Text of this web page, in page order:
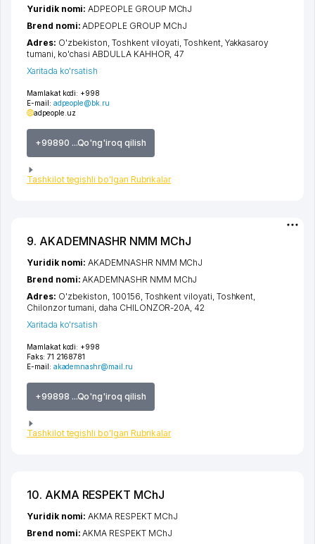
Mamlakat kodi: +998
E-mail: adpeople@bk.ru
adpeople.uz
+99890 ...Qo'ng'iroq qilish
Tashkilot tegishli bo'lgan Rubrikalar
Yuridik nomi:ADPEOPLE GROUP MChJ
Brend nomi:ADPEOPLE GROUP MChJ
Adres: O'zbekiston,Toshkent viloyati ,Toshkent, Yakkasaroy
tumani ko'chasi ABDULLA KAHHOR , 47
Xaritada ko'rsatish
9. AKADEMNASHR NMM MChJ
Mamlakat kodi: +998
Faks: 71 2168781
E-mail: akademnashr@mail.ru
+99898 ...Qo'ng'iroq qilish
Tashkilot tegishli bo'lgan Rubrikalar
Yuridik nomi:AKADEMNASHR NMM MChJ
Brend nomi:AKADEMNASHR NMM MChJ
Adres: O'zbekiston, 100156, Toshkent viloyati, Toshkent,
Chilonzor tumani, daha CHILONZOR-20A, 42
Xaritada ko'rsatish
10. AKMA RESPEKT MChJ
Yuridik nomi:AKMA RESPEKT MChJ
Brend nomi:AKMA RESPEKT MChJ